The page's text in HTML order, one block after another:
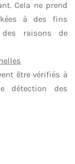
Cela ne prend
à des fins
raisons de
être vérifiés à
détection des